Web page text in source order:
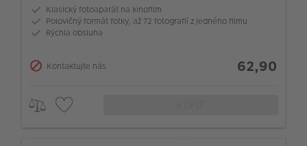
Klasický fotoaparát na kinofilm
Polovičný formát fotky, až 72 fotografií z jedného filmu
Rýchla obsluha
Kontaktujte nás 62,90